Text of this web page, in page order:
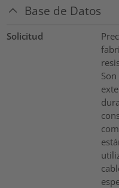
Base de Datos
Solicitud